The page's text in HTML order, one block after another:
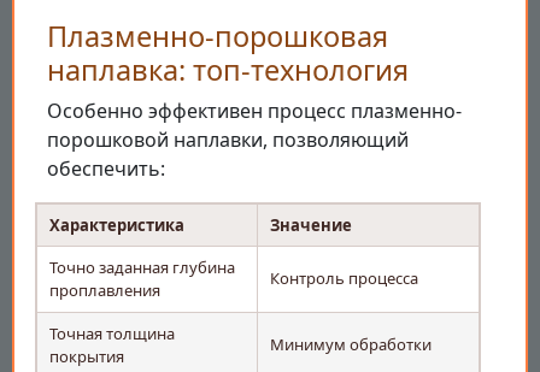
Плазменно-порошковая
наплавка: топ-технология
Особенно эффективен процесс плазменно-
порошковой наплавки, позволяющий
обеспечить:
Характеристика
Значение
Точно заданная глубина
проплавления
Контроль процесса
Точная толщина
покрытия
Минимум обработки